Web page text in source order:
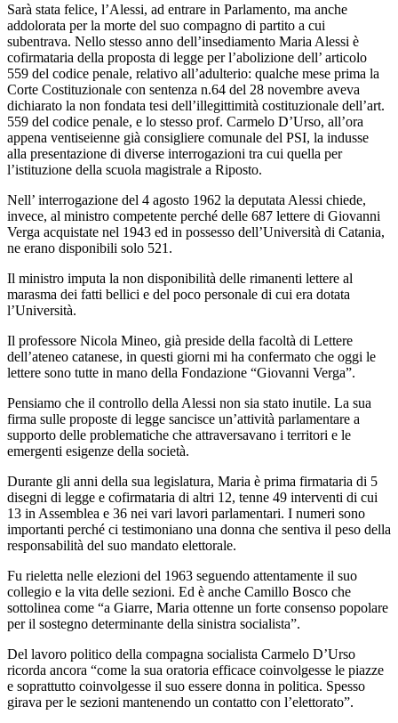
Sarà stata felice, l’Alessi, ad entrare in Parlamento, ma anche
addolorata per la morte del suo compagno di partito a cui
subentrava. Nello stesso anno dell’insediamento Maria Alessi è
cofirmataria della proposta di legge per l’abolizione dell’ articolo
559 del codice penale, relativo all’adulterio: qualche mese prima la
Corte Costituzionale con sentenza n.64 del 28 novembre aveva
dichiarato la non fondata tesi dell’illegittimità costituzionale dell’art.
559 del codice penale, e lo stesso prof. Carmelo D’Urso, all’ora
appena ventiseienne già consigliere comunale del PSI, la indusse
alla presentazione di diverse interrogazioni tra cui quella per
l’istituzione della scuola magistrale a Riposto.
Nell’ interrogazione del 4 agosto 1962 la deputata Alessi chiede,
invece, al ministro competente perché delle 687 lettere di Giovanni
Verga acquistate nel 1943 ed in possesso dell’Università di Catania,
ne erano disponibili solo 521.
Il ministro imputa la non disponibilità delle rimanenti lettere al
marasma dei fatti bellici e del poco personale di cui era dotata
l’Università.
Il professore Nicola Mineo, già preside della facoltà di Lettere
dell’ateneo catanese, in questi giorni mi ha confermato che oggi le
lettere sono tutte in mano della Fondazione “Giovanni Verga”.
Pensiamo che il controllo della Alessi non sia stato inutile. La sua
firma sulle proposte di legge sancisce un’attività parlamentare a
supporto delle problematiche che attraversavano i territori e le
emergenti esigenze della società.
Durante gli anni della sua legislatura, Maria è prima firmataria di 5
disegni di legge e cofirmataria di altri 12, tenne 49 interventi di cui
13 in Assemblea e 36 nei vari lavori parlamentari. I numeri sono
importanti perché ci testimoniano una donna che sentiva il peso della
responsabilità del suo mandato elettorale.
Fu rieletta nelle elezioni del 1963 seguendo attentamente il suo
collegio e la vita delle sezioni. Ed è anche Camillo Bosco che
sottolinea come “a Giarre, Maria ottenne un forte consenso popolare
per il sostegno determinante della sinistra socialista”.
Del lavoro politico della compagna socialista Carmelo D’Urso
ricorda ancora “come la sua oratoria efficace coinvolgesse le piazze
e soprattutto coinvolgesse il suo essere donna in politica. Spesso
girava per le sezioni mantenendo un contatto con l’elettorato”.